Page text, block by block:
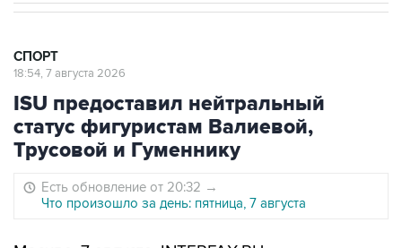
СПОРТ
18:54, 7 августа 2026
ISU предоставил нейтральный
статус фигуристам Валиевой,
Трусовой и Гуменнику
Есть обновление от 20:32 →
Что произошло за день: пятница, 7 августа